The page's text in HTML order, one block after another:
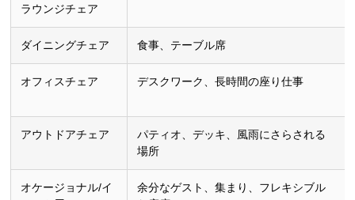
ラウンジチェア
ダイニングチェア 食事、テーブル席
オフィスチェア デスクワーク、長時間の座り仕事
アウトドアチェア
パティオ、デッキ、風雨にさらされる
場所
オケージョナル/イ
余分なゲスト、集まり、フレキシブル